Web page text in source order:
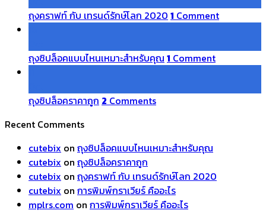
ถุงคราฟท์ กับ เทรนด์รักษ์โลก 2020 1 Comment
ถุงซิปล็อคแบบไหนเหมาะสำหรับคุณ 1 Comment
ถุงซิปล็อคราคาถูก 2 Comments
Recent Comments
cutebix on ถุงซิปล็อคแบบไหนเหมาะสำหรับคุณ
cutebix on ถุงซิปล็อคราคาถูก
cutebix on ถุงคราฟท์ กับ เทรนด์รักษ์โลก 2020
cutebix on การพิมพ์กราเวียร์ คืออะไร
mplrs.com on การพิมพ์กราเวียร์ คืออะไร